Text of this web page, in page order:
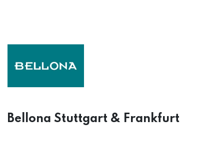
Bellona Stuttgart & Frankfurt